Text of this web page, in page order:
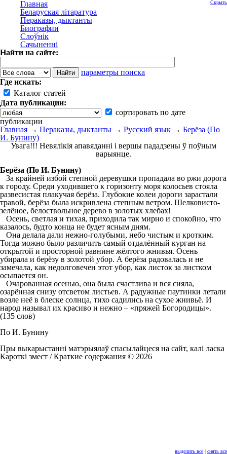
Главная
Беларуская літаратура
Пераказы, дыктанты
Биографии
Слоўнік
Сачыненні
Найти на сайте:
параметры поиска
Где искать:
Каталог статей
Дата публикации:
сортировать по дате
публикации
Скрыть
выделить все | снять все
Главная → Пераказы, дыктанты → Русский язык → Берёза (По
И. Бунину)
Увага!!! Невялікія апавяданні і вершы пададзены ў поўным
варыянце.
Берёза (По И. Бунину)
За крайней избой степной деревушки пропадала во ржи дорога
к городу. Среди уходившего к горизонту моря колосьев стояла
развесистая плакучая берёза. Глубокие колеи дороги зарастали
травой, берёза была искривлена степным ветром. Шелковисто-
зелёное, белоствольное дерево в золотых хлебах!
Осень, светлая и тихая, приходила так мирно и спокойно, что
казалось, будто конца не будет ясным дням.
Она делала дали нежно-голубыми, небо чистым и кротким.
Тогда можно было различить самый отдалённый курган на
открытой и просторной равнине жёлтого жнивья. Осень
убирала и берёзу в золотой убор. А берёза радовалась и не
замечала, как недолговечен этот убор, как листок за листком
осыпается он.
Очарованная осенью, она была счастлива и вся сияла,
озарённая снизу отсветом листьев. А радужные паутинки летали
возле неё в блеске солнца, тихо садились на сухое жнивьё. И
народ называл их красиво и нежно – «пряжей Богородицы».
(135 слов)
По И. Бунину
Пры выкарыстанні матэрыялаў спасылайцеся на сайт, калі ласка
Кароткі змест / Краткие содержания © 2026